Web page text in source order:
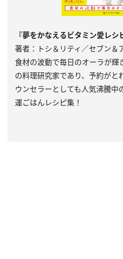
『夢をかなえるビタミン愛レシ
著者：トシ＆リティ／セブン＆
食材の波動で毎日のオーラが
の料理研究家であり、予約がと
ウンセラーとしても人気沸騰中
運ごはんレシピ集！